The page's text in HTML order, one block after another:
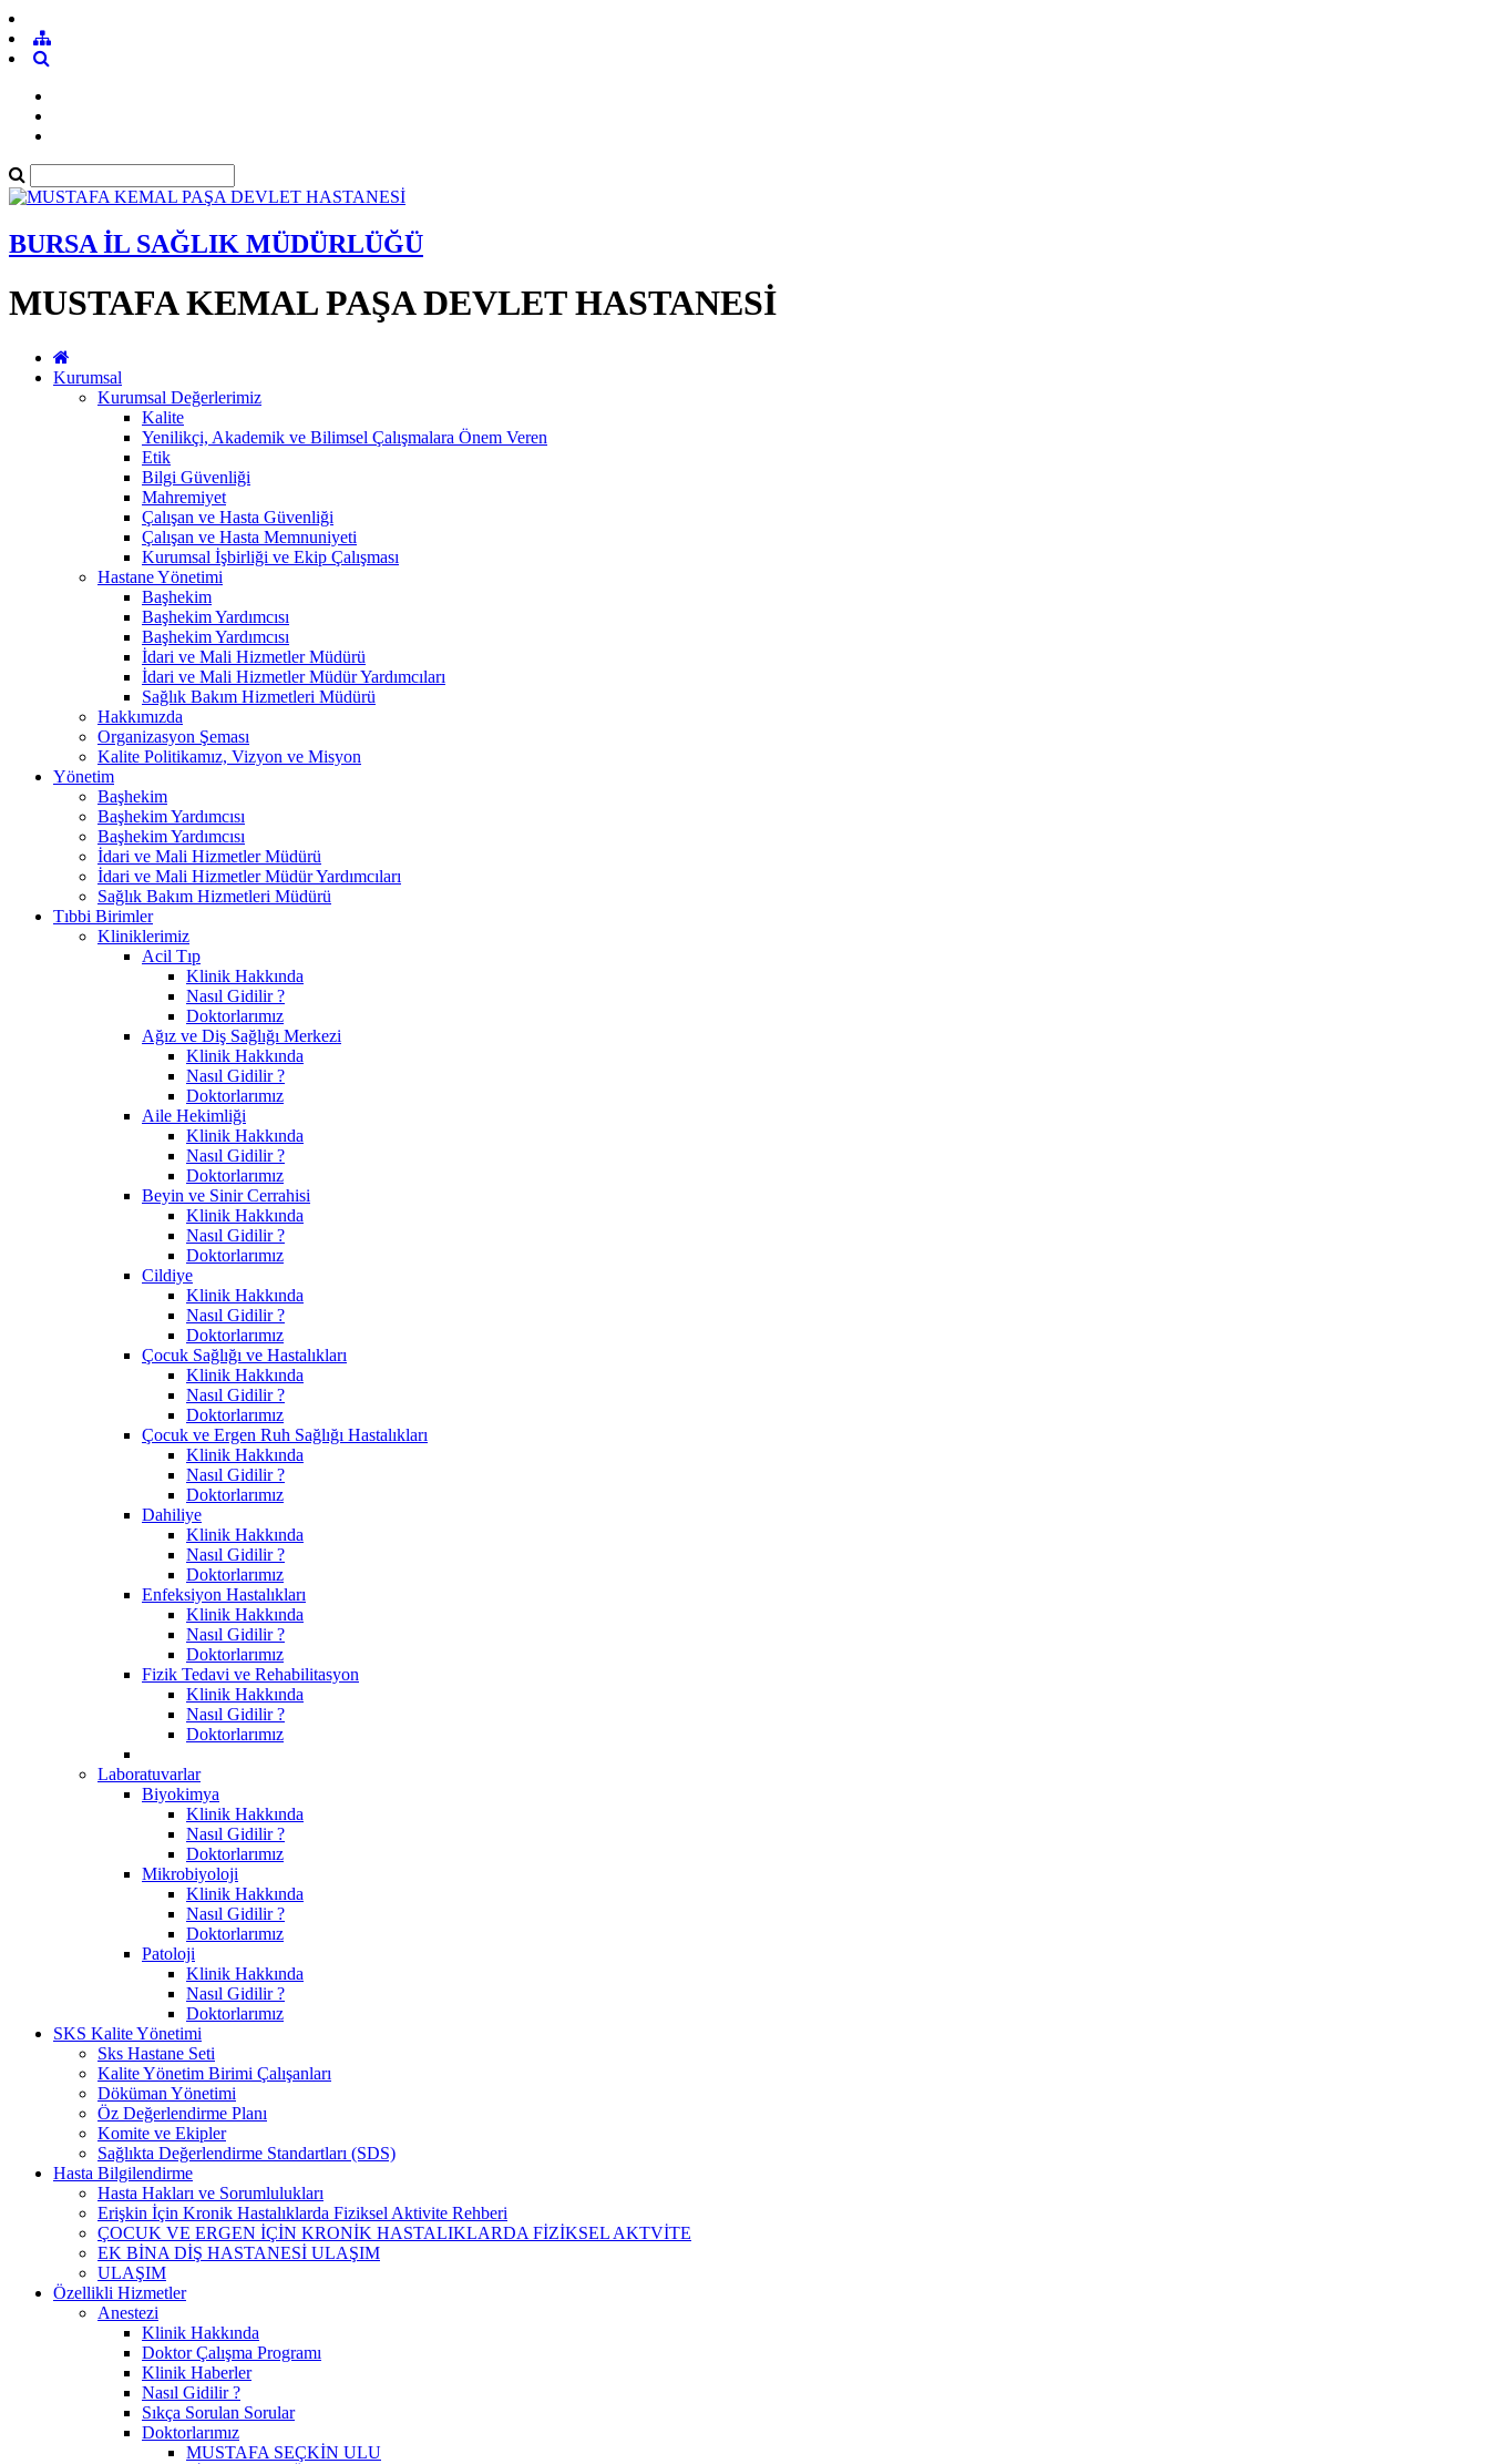
BURSA İL SAĞLIK MÜDÜRLÜĞÜ
MUSTAFA KEMAL PAŞA DEVLET HASTANESİ
Kurumsal
Kurumsal Değerlerimiz
Kalite
Yenilikçi, Akademik ve Bilimsel Çalışmalara Önem Veren
Etik
Bilgi Güvenliği
Mahremiyet
Çalışan ve Hasta Güvenliği
Çalışan ve Hasta Memnuniyeti
Kurumsal İşbirliği ve Ekip Çalışması
Hastane Yönetimi
Başhekim
Başhekim Yardımcısı
Başhekim Yardımcısı
İdari ve Mali Hizmetler Müdürü
İdari ve Mali Hizmetler Müdür Yardımcıları
Sağlık Bakım Hizmetleri Müdürü
Hakkımızda
Organizasyon Şeması
Kalite Politikamız, Vizyon ve Misyon
Yönetim
Başhekim
Başhekim Yardımcısı
Başhekim Yardımcısı
İdari ve Mali Hizmetler Müdürü
İdari ve Mali Hizmetler Müdür Yardımcıları
Sağlık Bakım Hizmetleri Müdürü
Tıbbi Birimler
Kliniklerimiz
Acil Tıp
Klinik Hakkında
Nasıl Gidilir ?
Doktorlarımız
Ağız ve Diş Sağlığı Merkezi
Klinik Hakkında
Nasıl Gidilir ?
Doktorlarımız
Aile Hekimliği
Klinik Hakkında
Nasıl Gidilir ?
Doktorlarımız
Beyin ve Sinir Cerrahisi
Klinik Hakkında
Nasıl Gidilir ?
Doktorlarımız
Cildiye
Klinik Hakkında
Nasıl Gidilir ?
Doktorlarımız
Çocuk Sağlığı ve Hastalıkları
Klinik Hakkında
Nasıl Gidilir ?
Doktorlarımız
Çocuk ve Ergen Ruh Sağlığı Hastalıkları
Klinik Hakkında
Nasıl Gidilir ?
Doktorlarımız
Dahiliye
Klinik Hakkında
Nasıl Gidilir ?
Doktorlarımız
Enfeksiyon Hastalıkları
Klinik Hakkında
Nasıl Gidilir ?
Doktorlarımız
Fizik Tedavi ve Rehabilitasyon
Klinik Hakkında
Nasıl Gidilir ?
Doktorlarımız
Laboratuvarlar
Biyokimya
Klinik Hakkında
Nasıl Gidilir ?
Doktorlarımız
Mikrobiyoloji
Klinik Hakkında
Nasıl Gidilir ?
Doktorlarımız
Patoloji
Klinik Hakkında
Nasıl Gidilir ?
Doktorlarımız
SKS Kalite Yönetimi
Sks Hastane Seti
Kalite Yönetim Birimi Çalışanları
Döküman Yönetimi
Öz Değerlendirme Planı
Komite ve Ekipler
Sağlıkta Değerlendirme Standartları (SDS)
Hasta Bilgilendirme
Hasta Hakları ve Sorumlulukları
Erişkin İçin Kronik Hastalıklarda Fiziksel Aktivite Rehberi
ÇOCUK VE ERGEN İÇİN KRONİK HASTALIKLARDA FİZİKSEL AKTVİTE
EK BİNA DİŞ HASTANESİ ULAŞIM
ULAŞIM
Özellikli Hizmetler
Anestezi
Klinik Hakkında
Doktor Çalışma Programı
Klinik Haberler
Nasıl Gidilir ?
Sıkça Sorulan Sorular
Doktorlarımız
MUSTAFA SEÇKİN ULU